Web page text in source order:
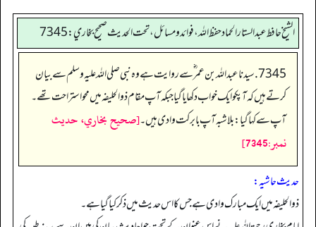
الشيخ حافط عبدالستار الحماد حفظ الله، فوائد و مسائل، تحت الحديث صحيح بخاري:7345
7345. سیدنا عبداللہ بن عمر ؓ سے روایت ہے وہ نبی صلی اللہ علیہ وسلم سے بیان
کرتے ہیں کہ آپکو ایک خواب دکھایا گیا جبکہ آپ مقام ذوالحلیفہ میں محو استراحت تھے۔
آپ سے کہا گیا: بلاشبہ آپ بابرکت وادی ہیں۔[صحيح بخاري، حديث
نمبر:7345]
حدیث حاشیہ:
ذوالحلیفہ میں ایک مبارک وادی ہے جس کا اس حدیث میں ذکر کیا گیا ہے۔